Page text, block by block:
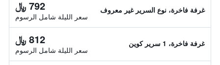
غرفة فاخرة، نوع السرير غير معروف 792 ﷼
سعر الليلة شامل الرسوم
غرفة فاخرة، 1 سرير كوين 812 ﷼
سعر الليلة شامل الرسوم